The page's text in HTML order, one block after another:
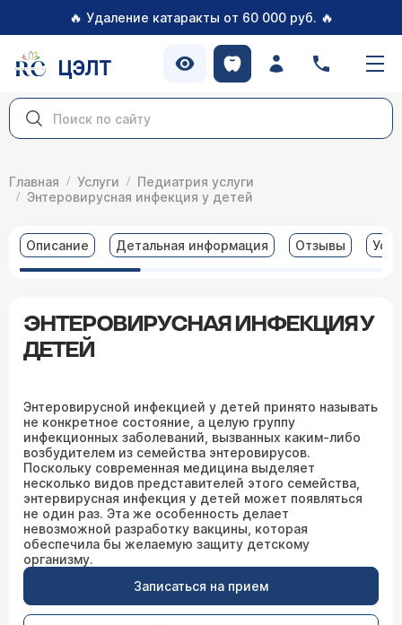
🔥 Удаление катаракты от 60 000 руб. 🔥
ЦЭЛТ
Главная Услуги
Педиатрия услуги
Энтеровирусная инфекция у детей
Описание Детальная информация Отзывы
ЭНТЕРОВИРУСНАЯ ИНФЕКЦИЯ У
ДЕТЕЙ
Энтеровирусной инфекцией у детей принято называть
не конкретное состояние, а целую группу
инфекционных заболеваний, вызванных каким-либо
возбудителем из семейства энтеровирусов.
Поскольку современная медицина выделяет
несколько видов представителей этого семейства,
энтервирусная инфекция у детей может появляться
не один раз. Эта же особенность делает
невозможной разработку вакцины, которая
обеспечила бы желаемую защиту детскому
организму.
Записаться на прием